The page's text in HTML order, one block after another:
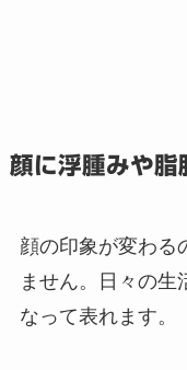
顔に浮腫みや脂
顔の印象が変わる
ません。日々の生
なって表れます。